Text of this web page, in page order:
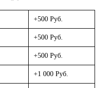
+500 Руб.
+500 Руб.
+500 Руб.
+1 000 Руб.